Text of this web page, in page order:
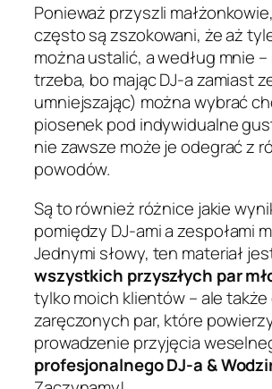
Ponieważ przyszli
często są zszokowani, że aż
można ustalić, a według mnie
trzeba, bo mając DJ-a zamiast
umniejszając) można wybrać
piosenek pod indywidualne
nie zawsze może je odegrać z
powodów.
Są to również różnice jakie
pomiędzy DJ-ami a zespołami
Jednymi słowy, ten materiał
wszystkich przyszłych par
tylko moich klientów – ale także
zaręczonych par, które
prowadzenie przyjęcia
profesjonalnego DJ-a &